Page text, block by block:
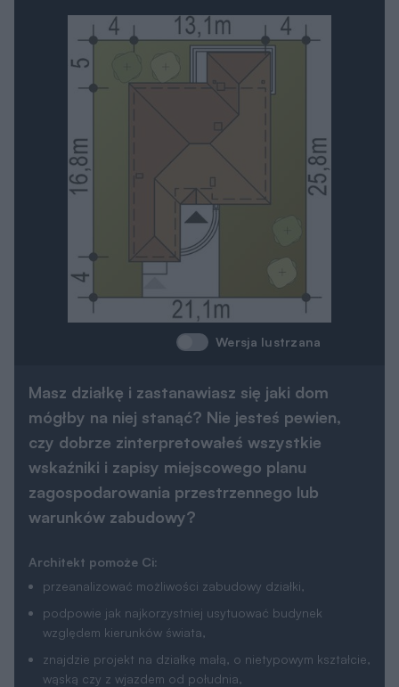
Wersja lustrzana
Masz działkę i zastanawiasz się jaki dom
mógłby na niej stanąć? Nie jesteś pewien,
czy dobrze zinterpretowałeś wszystkie
wskaźniki i zapisy miejscowego planu
zagospodarowania przestrzennego lub
warunków zabudowy?
Architekt pomoże Ci:
przeanalizować możliwości zabudowy działki,
podpowie jak najkorzystniej usytuować budynek
względem kierunków świata,
znajdzie projekt na działkę małą, o nietypowym kształcie,
wąską czy z wjazdem od południa,